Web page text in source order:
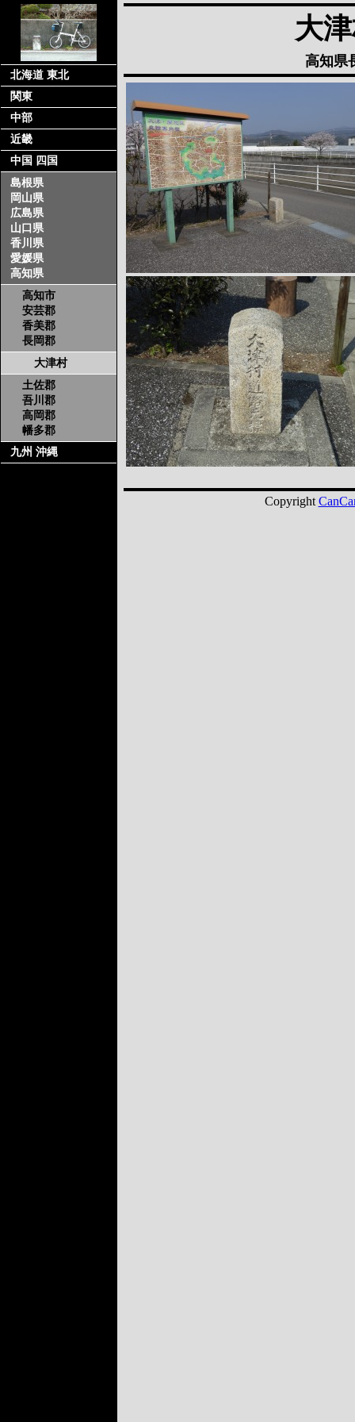
北海道 東北
関東
中部
近畿
中国 四国
島根県
岡山県
広島県
山口県
香川県
愛媛県
高知県
高知市
安芸郡
香美郡
長岡郡
大津村
土佐郡
吾川郡
高岡郡
幡多郡
九州 沖縄
大
高知県
Copyright